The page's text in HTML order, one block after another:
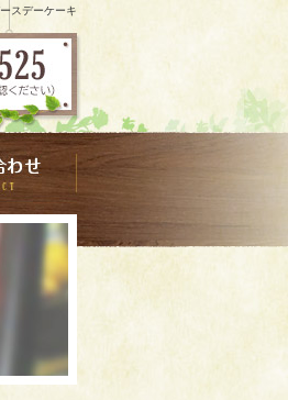
スデーケーキ